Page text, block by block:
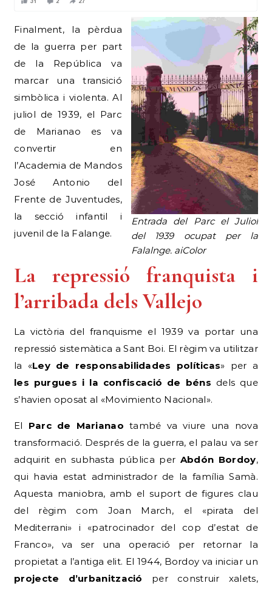
Entrada del Parc el Juliol
del 1939 ocupat per la
Falalnge. aiColor
Finalment, la pèrdua
de la guerra per part
de la República va
marcar una transició
simbòlica i violenta. Al
juliol de 1939, el Parc
de Marianao es va
convertir en
l’Academia de Mandos
José Antonio del
Frente de Juventudes,
la secció infantil i
juvenil de la Falange.
La repressió franquista i
l’arribada dels Vallejo
La victòria del franquisme el 1939 va portar una
repressió sistemàtica a Sant Boi. El règim va utilitzar
la «Ley de responsabilidades políticas» per a
les purgues i la confiscació de béns dels que
s’havien oposat al «Movimiento Nacional».
El Parc de Marianaotambé va viure una nova
transformació. Després de la guerra, el palau va ser
adquirit en subhasta pública per Abdón Bordoy,
qui havia estat administrador de la família Samà.
Aquesta maniobra, amb el suport de figures clau
del règim com Joan March, el «pirata del
Mediterrani» i «patrocinador del cop d’estat de
Franco», va ser una operació per retornar la
propietat a l’antiga elit. El 1944, Bordoy va iniciar un
projecte d’urbanització per construir xalets,